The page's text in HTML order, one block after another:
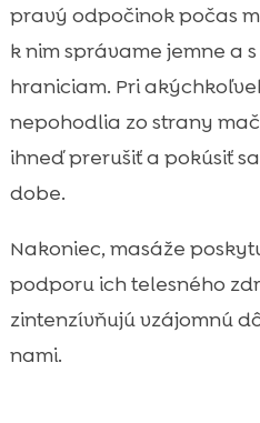
pravý odpočinok počas
k nim správame jemne a
hraniciam. Pri
nepohodlia zo strany
ihneď prerušiť a pokúsiť
dobe.
Nakoniec, masáže
podporu ich telesného
zintenzívňujú vzájomnú
nami.